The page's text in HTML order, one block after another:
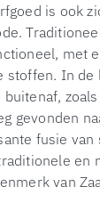
is ook
met
stoffen. In de
gevonden
fusie
en
van